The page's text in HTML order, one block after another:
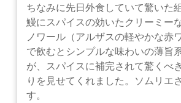
ちなみに先日外食していて驚いた
鰻にスパイスの効いたクリーミー
ノワール（アルザスの軽やかな赤
で飲むとシンプルな味わいの薄旨
が、スパイスに補完されて驚くべ
りを見せてくれました。ソムリエ
す。